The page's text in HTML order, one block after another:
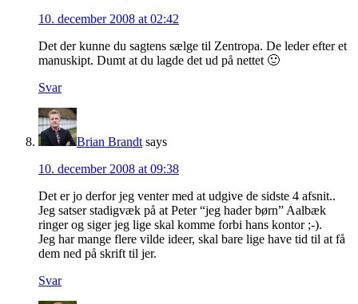
10. december 2008 at 02:42
Det der kunne du sagtens sælge til Zentropa. De leder efter et
manuskipt. Dumt at du lagde det ud på nettet 🙂
Svar
Brian Brandt says
10. december 2008 at 09:38
Det er jo derfor jeg venter med at udgive de sidste 4 afsnit..
Jeg satser stadigvæk på at Peter “jeg hader børn” Aalbæk
ringer og siger jeg lige skal komme forbi hans kontor ;-).
Jeg har mange flere vilde ideer, skal bare lige have tid til at få
dem ned på skrift til jer.
Svar